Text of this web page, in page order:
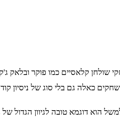
קלאסיים כמו פוקר ובלאק
כאלה גם בלי סוג של ניסיון
הוא דוגמא טובה לגיוון הגדול